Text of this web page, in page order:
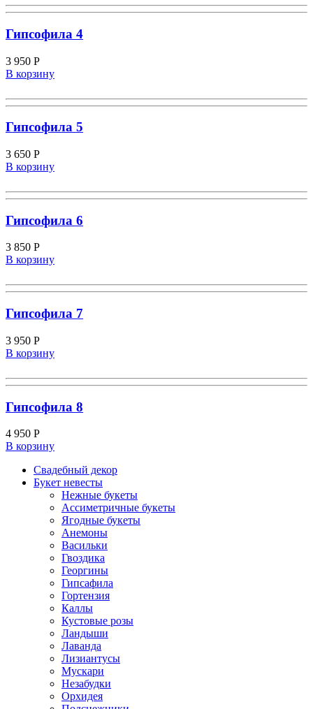
Гипсофила 4
3 950 Р
В корзину
Гипсофила 5
3 650 Р
В корзину
Гипсофила 6
3 850 Р
В корзину
Гипсофила 7
3 950 Р
В корзину
Гипсофила 8
4 950 Р
В корзину
Свадебный декор
Букет невесты
Нежные букеты
Ассиметричные букеты
Ягодные букеты
Анемоны
Васильки
Гвоздика
Георгины
Гипсафила
Гортензия
Каллы
Кустовые розы
Ландыши
Лаванда
Лизиантусы
Мускари
Незабудки
Орхидея